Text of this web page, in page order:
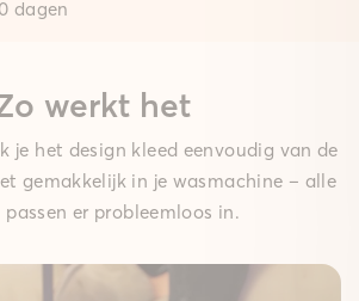
dagen
werkt het
je het design kleed eenvoudig van de
gemakkelijk in je wasmachine – alle
er probleemloos in.